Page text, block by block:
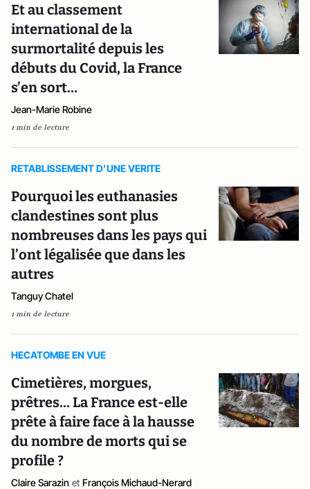
Et au classement
international de la
surmortalité depuis les
débuts du Covid, la France
s’en sort…
Jean-Marie Robine
1 min de lecture
RETABLISSEMENT D’UNE VERITE
Pourquoi les euthanasies
clandestines sont plus
nombreuses dans les pays qui
l’ont légalisée que dans les
autres
Tanguy Chatel
1 min de lecture
HECATOMBE EN VUE
Cimetières, morgues,
prêtres… La France est-elle
prête à faire face à la hausse
du nombre de morts qui se
profile ?
Claire Sarazin et François Michaud-Nerard